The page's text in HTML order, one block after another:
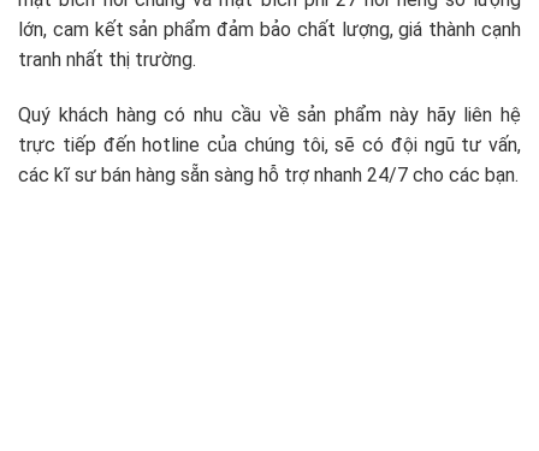
lớn, cam kết sản phẩm đảm bảo chất lượng, giá thành cạnh
tranh nhất thị trường.
Quý khách hàng có nhu cầu về sản phẩm này hãy liên hệ
trực tiếp đến hotline của chúng tôi, sẽ có đội ngũ tư vấn,
các kĩ sư bán hàng sẵn sàng hỗ trợ nhanh 24/7 cho các bạn.